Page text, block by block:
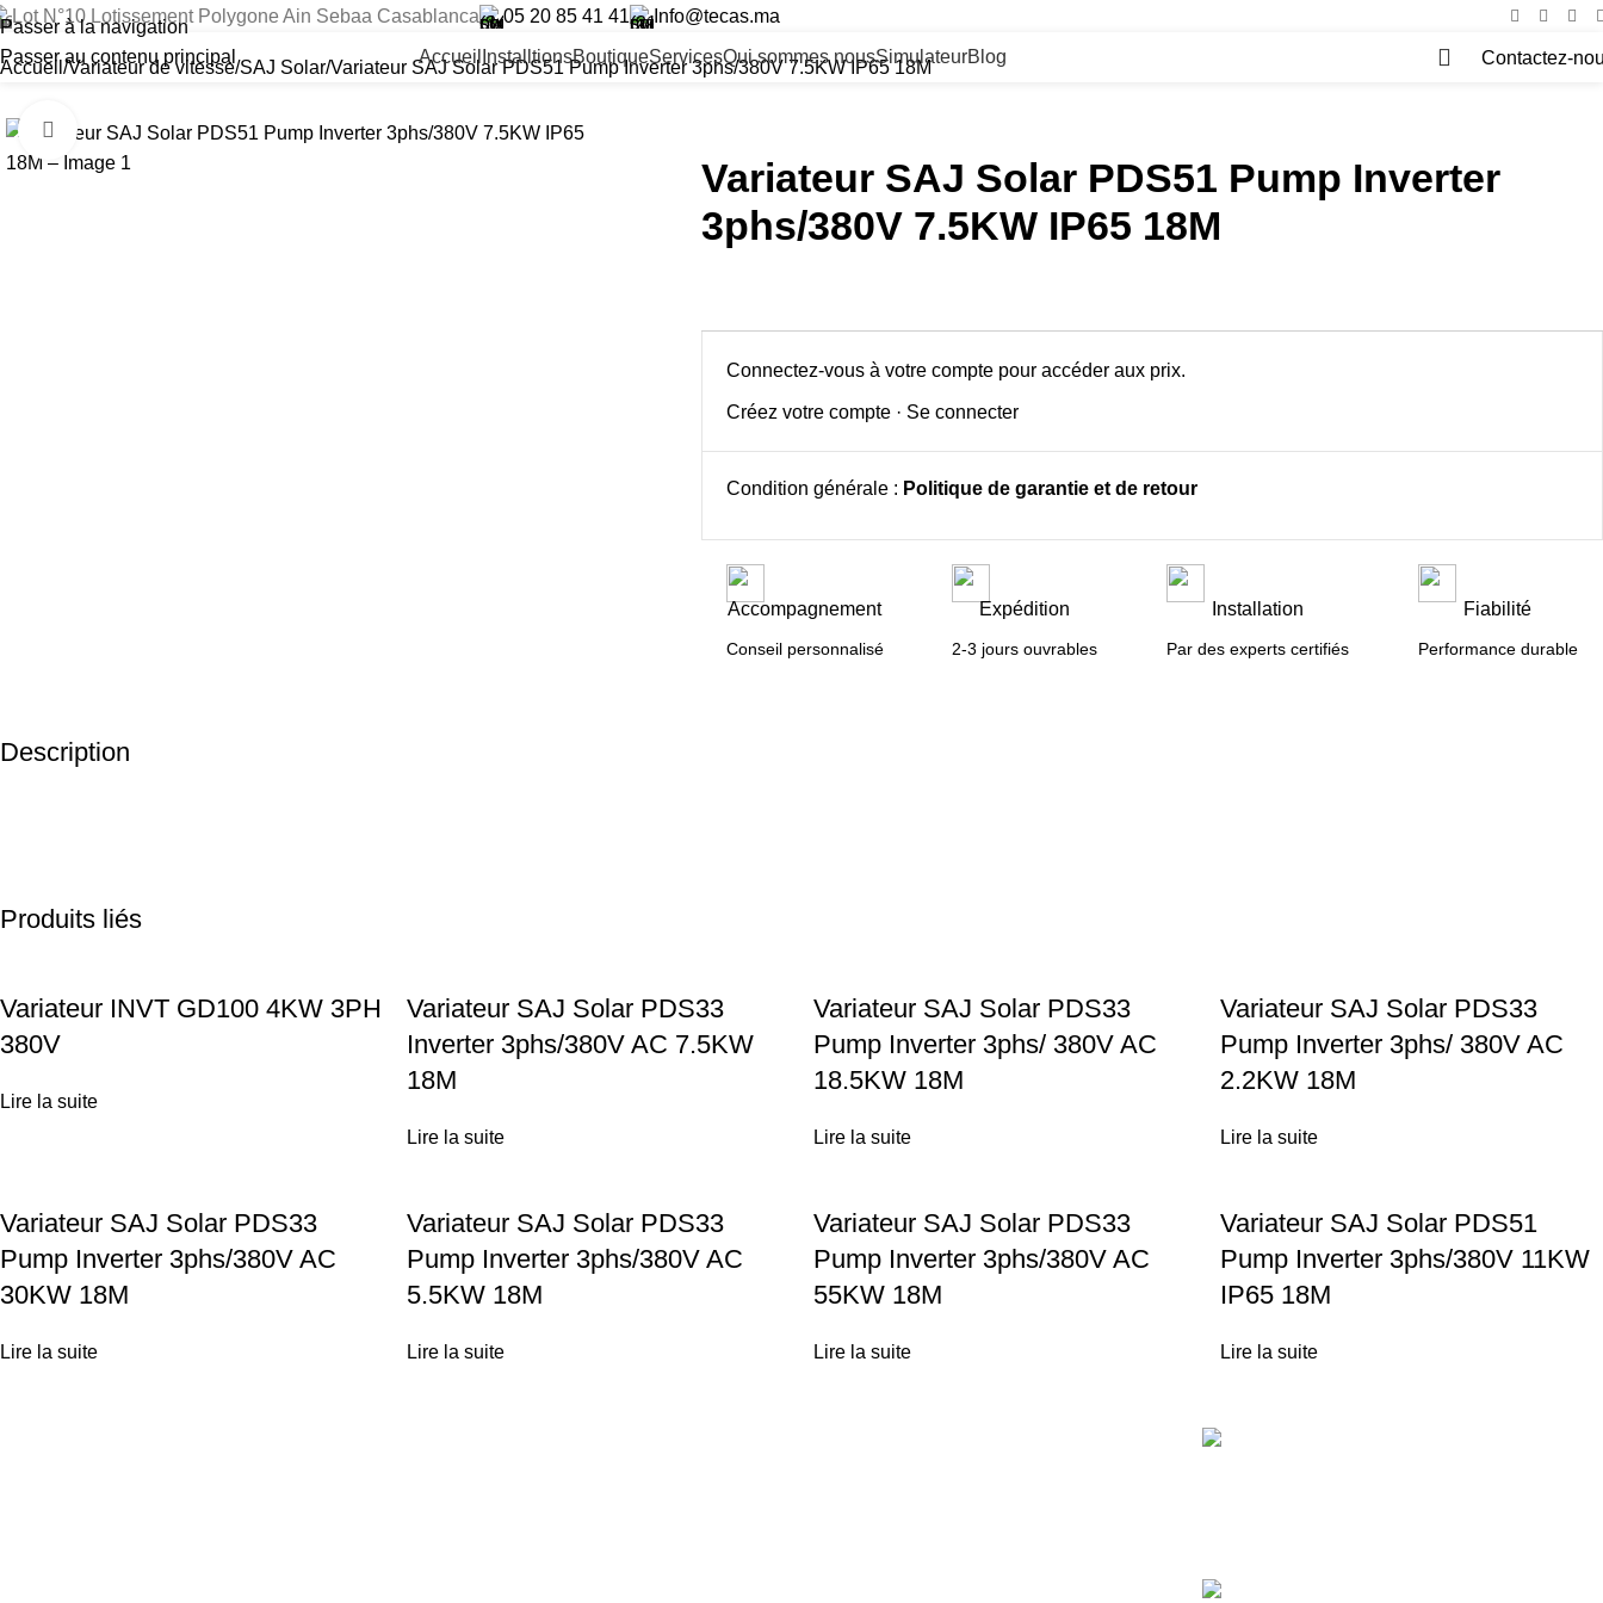
Passer à la navigation
Passer au contenu principal
Lot N°10 Lotissement Polygone Ain Sebaa Casablanca 05 20 85 41 41
Info@tecas.ma
Accueil InstalltionsBoutiqueServicesQui sommes nousSimulateurBlog Contactez-
Accueil Variateur de vitesse SAJ Solar Variateur SAJ Solar PDS51 Pump Inverter 3phs/380V 7.5KW IP65 18M
Cliquez pour agrandir
Variateur SAJ Solar PDS51 Pump Inverter
3phs/380V 7.5KW IP65 18M
Connectez-vous à votre compte pour accéder aux prix.
Créez votre compte· Se connecter
Condition générale : Politique de garantie et de retour
Accompagnement
Conseil personnalisé
Expédition
2-3 jours ouvrables
Installation
Par des experts certifiés
Fiabilité
Performance durable
Description
Produits liés
Variateur INVT GD100 4KW 3PH
380V
Lire la suite
Variateur SAJ Solar PDS33
Inverter 3phs/380V AC 7.5KW
18M
Lire la suite
Variateur SAJ Solar PDS33
Pump Inverter 3phs/ 380V AC
18.5KW 18M
Lire la suite
Variateur SAJ Solar PDS33
Pump Inverter 3phs/ 380V AC
2.2KW 18M
Lire la suite
Variateur SAJ Solar PDS33
Pump Inverter 3phs/380V AC
30KW 18M
Lire la suite
Variateur SAJ Solar PDS33
Pump Inverter 3phs/380V AC
5.5KW 18M
Lire la suite
Variateur SAJ Solar PDS33
Pump Inverter 3phs/380V AC
55KW 18M
Lire la suite
Variateur SAJ Solar PDS51
Pump Inverter 3phs/380V 11KW
IP65 18M
Lire la suite